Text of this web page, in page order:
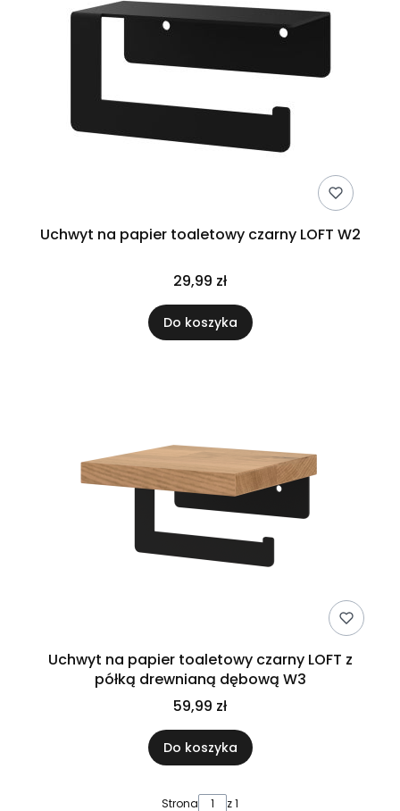
Uchwyt na papier toaletowy czarny LOFT W2
29,99 zł
Do koszyka
Uchwyt na papier toaletowy czarny LOFT z
półką drewnianą dębową W3
59,99 zł
Do koszyka
Strona z 1